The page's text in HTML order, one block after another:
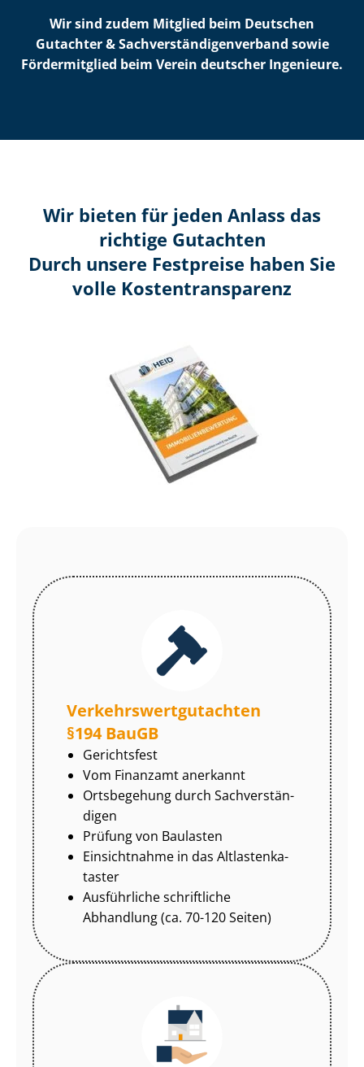
Wir sind zudem Mitglied beim Deutschen
Gutachter & Sach­ver­stän­di­gen­ver­band sowie
Fördermitglied beim Verein deutscher Ingenieure.
Wir bieten für jeden Anlass das
richtige Gutachten
Durch unsere Festpreise haben Sie
volle Kosten­transparenz
Ver­kehrs­wert­gut­ach­ten
§194 BauGB
Gerichtsfest
Vom Finanzamt anerkannt
Ortsbegehung durch Sach­ver­stän­
di­gen
Prüfung von Baulasten
Einsichtnahme in das Alt­las­ten­ka­
tas­ter
Ausführliche schriftliche
Abhandlung (ca. 70-120 Seiten)